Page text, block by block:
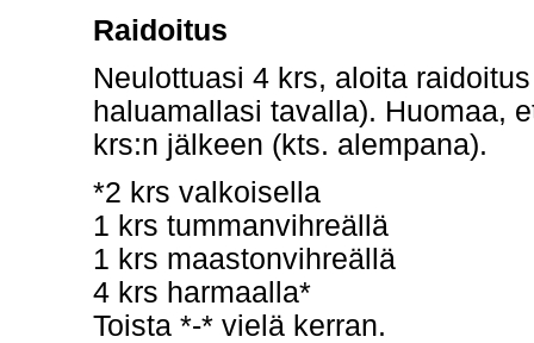
Raidoitus
Neulottuasi 4 krs, aloita
haluamallasi tavalla). Huomaa,
krs:n jälkeen (kts. alempana).
*2 krs valkoisella
1 krs tummanvihreällä
1 krs maastonvihreällä
4 krs harmaalla*
Toista *-* vielä kerran.